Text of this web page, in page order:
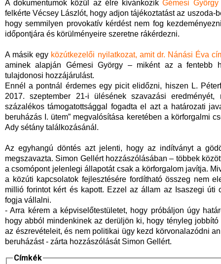
A dokumentumok közül az élre kívánkozikGémesi
felkérte Vécsey Lászlót, hogy adjon tájékoztatást az
hogy semmilyen provokatív kérdést nem fog
időpontjára és körülményeire szeretne rákérdezni.
A másik egy közútkezelői nyilatkozat, amit dr. Nánási Éva
aminek alapján Gémesi György – miként az a fentebb
tulajdonosi hozzájárulást.
Ennél a pontnál érdemes egy picit elidőzni, hiszen L.
2017. szeptember 21-i ülésének szavazási
százalékos támogatottsággal fogadta el azt a határozati
beruházás I. ütem” megvalósítása keretében a körforgalmi
Ady sétány találkozásánál.
Az egyhangú döntés azt jelenti, hogy az indítványt a
megszavazta. Simon Gellért hozzászólásában – többek
a csomópont jelenlegi állapotát csak a körforgalom javítja.
a közúti kapcsolatok fejlesztésére fordítható összeg nem
millió forintot kért és kapott. Ezzel az állam az Isaszegi úti
fogja vállalni.
- Arra kérem a képviselőtestületet, hogy próbáljon úgy
hogy abból mindenkinek az derüljön ki, hogy tényleg
az észrevételeit, és nem politikai ügy kezd körvonalazódni
beruházást - zárta hozzászólását Simon Gellért.
Címkék